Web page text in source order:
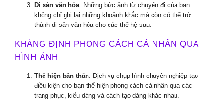
Di sản văn hóa: Những bức ảnh từ chuyến đi của bạn
không chỉ ghi lại những khoảnh khắc mà còn có thể trở
thành di sản văn hóa cho các thế hệ sau.
KHẲNG ĐỊNH PHONG CÁCH CÁ NHÂN QUA
HÌNH ẢNH
Thể hiện bản thân: Dịch vụ chụp hình chuyên nghiệp tạo
điều kiện cho bạn thể hiện phong cách cá nhân qua các
trang phục, kiểu dáng và cách tạo dáng khác nhau.